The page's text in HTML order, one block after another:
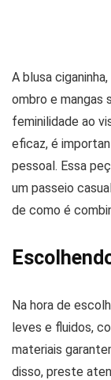
A blusa
ombro e mangas
feminilidade ao
eficaz, é
pessoal. Essa
um passeio
de como é
Na hora de
leves e fluidos,
materiais
disso, preste